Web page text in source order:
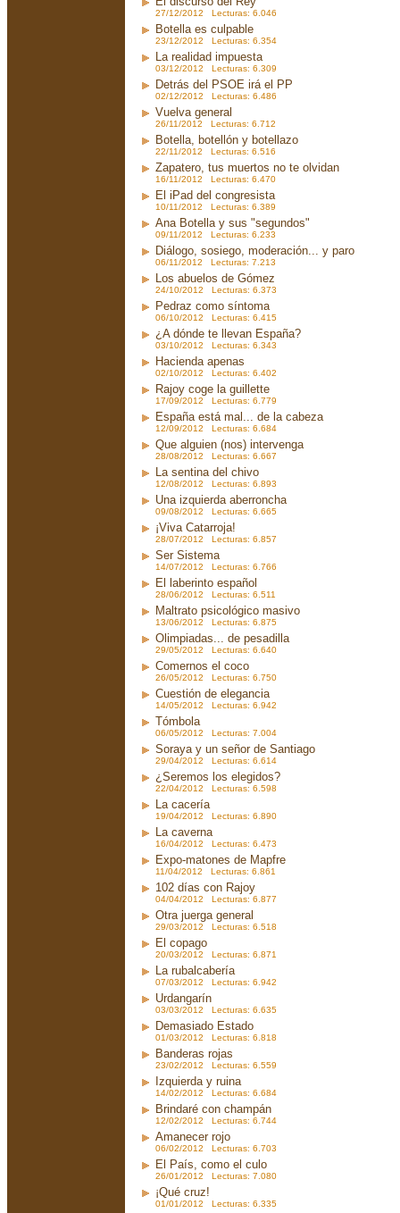
27/12/2012 Lecturas: 6.046
Botella es culpable
23/12/2012 Lecturas: 6.354
La realidad impuesta
03/12/2012 Lecturas: 6.309
Detrás del PSOE irá el PP
02/12/2012 Lecturas: 6.486
Vuelva general
26/11/2012 Lecturas: 6.712
Botella, botellón y botellazo
22/11/2012 Lecturas: 6.516
Zapatero, tus muertos no te olvidan
16/11/2012 Lecturas: 6.470
El iPad del congresista
10/11/2012 Lecturas: 6.389
Ana Botella y sus "segundos"
09/11/2012 Lecturas: 6.233
Diálogo, sosiego, moderación... y paro
06/11/2012 Lecturas: 7.213
Los abuelos de Gómez
24/10/2012 Lecturas: 6.373
Pedraz como síntoma
06/10/2012 Lecturas: 6.415
¿A dónde te llevan España?
03/10/2012 Lecturas: 6.343
Hacienda apenas
02/10/2012 Lecturas: 6.402
Rajoy coge la guillette
17/09/2012 Lecturas: 6.779
España está mal... de la cabeza
12/09/2012 Lecturas: 6.684
Que alguien (nos) intervenga
28/08/2012 Lecturas: 6.667
La sentina del chivo
12/08/2012 Lecturas: 6.893
Una izquierda aberroncha
09/08/2012 Lecturas: 6.665
¡Viva Catarroja!
28/07/2012 Lecturas: 6.857
Ser Sistema
14/07/2012 Lecturas: 6.766
El laberinto español
28/06/2012 Lecturas: 6.511
Maltrato psicológico masivo
13/06/2012 Lecturas: 6.875
Olimpiadas... de pesadilla
29/05/2012 Lecturas: 6.640
Comernos el coco
26/05/2012 Lecturas: 6.750
Cuestión de elegancia
14/05/2012 Lecturas: 6.942
Tómbola
06/05/2012 Lecturas: 7.004
Soraya y un señor de Santiago
29/04/2012 Lecturas: 6.614
¿Seremos los elegidos?
22/04/2012 Lecturas: 6.598
La cacería
19/04/2012 Lecturas: 6.890
La caverna
16/04/2012 Lecturas: 6.473
Expo-matones de Mapfre
11/04/2012 Lecturas: 6.861
102 días con Rajoy
04/04/2012 Lecturas: 6.877
Otra juerga general
29/03/2012 Lecturas: 6.518
El copago
20/03/2012 Lecturas: 6.871
La rubalcabería
07/03/2012 Lecturas: 6.942
Urdangarín
03/03/2012 Lecturas: 6.635
Demasiado Estado
01/03/2012 Lecturas: 6.818
Banderas rojas
23/02/2012 Lecturas: 6.559
Izquierda y ruina
14/02/2012 Lecturas: 6.684
Brindaré con champán
12/02/2012 Lecturas: 6.744
Amanecer rojo
06/02/2012 Lecturas: 6.703
El País, como el culo
26/01/2012 Lecturas: 7.080
¡Qué cruz!
01/01/2012 Lecturas: 6.335